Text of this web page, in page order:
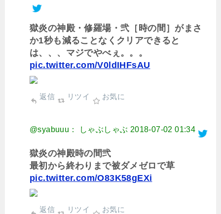
獄炎の神殿・修羅場・弐［時の間］がまさ
か1秒も減ることなくクリアできると
は、、、マジでやべぇ。。。
pic.twitter.com/V0ldIHFsAU
返信 リツイ お気に
@syabuuu： しゃぶしゃぶ 2018-07-02 01:34
獄炎の神殿時の間弐
最初から終わりまで被ダメゼロで草
pic.twitter.com/O83K58gEXi
返信 リツイ お気に